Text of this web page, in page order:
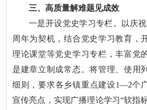
三、高质量解难题见成效
一是开设党史学习专栏。以庆
周年为契机，结合党史学习教育，
理论课堂等党史学习专栏，丰富党
是建章立制成常态。将管理、使用
细则，要求各乡镇重点建设1—2个
宣传亮点，实现广播理论学习“软指